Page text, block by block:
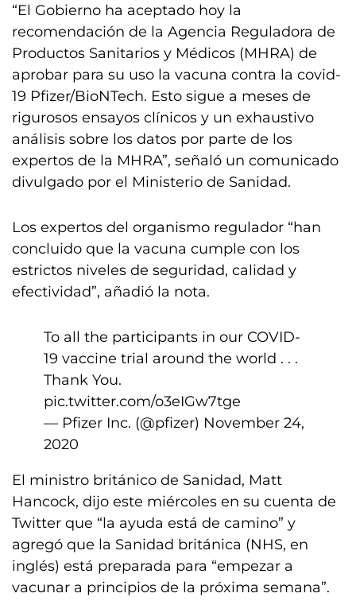
“El Gobierno ha aceptado hoy la
recomendación de la Agencia Reguladora de
Productos Sanitarios y Médicos (MHRA) de
aprobar para su uso la vacuna contra la covid-
19 Pfizer/BioNTech. Esto sigue a meses de
rigurosos ensayos clínicos y un exhaustivo
análisis sobre los datos por parte de los
expertos de la MHRA”, señaló un comunicado
divulgado por el Ministerio de Sanidad.
Los expertos del organismo regulador “han
concluido que la vacuna cumple con los
estrictos niveles de seguridad, calidad y
efectividad”, añadió la nota.
To all the participants in our COVID-
19 vaccine trial around the world . . .
Thank You.
pic.twitter.com/o3eIGw7tge
— Pfizer Inc. (@pfizer) November 24,
2020
El ministro británico de Sanidad, Matt
Hancock, dijo este miércoles en su cuenta de
Twitter que “la ayuda está de camino” y
agregó que la Sanidad británica (NHS, en
inglés) está preparada para “empezar a
vacunar a principios de la próxima semana”.